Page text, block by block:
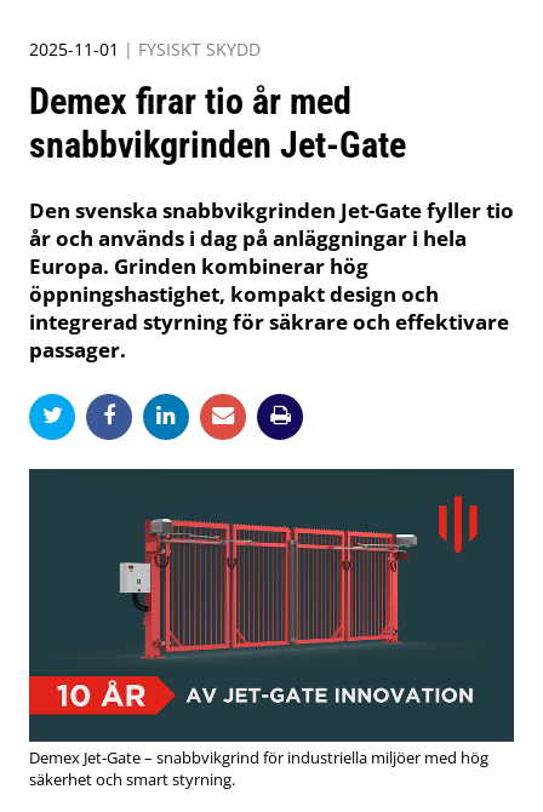
2025-11-01 | FYSISKT SKYDD
Demex firar tio år med
snabbvikgrinden Jet-Gate
Den svenska snabbvikgrinden Jet-Gate fyller tio
år och används i dag på anläggningar i hela
Europa. Grinden kombinerar hög
öppningshastighet, kompakt design och
integrerad styrning för säkrare och effektivare
passager.
Demex Jet-Gate – snabbvikgrind för industriella miljöer med hög
säkerhet och smart styrning.